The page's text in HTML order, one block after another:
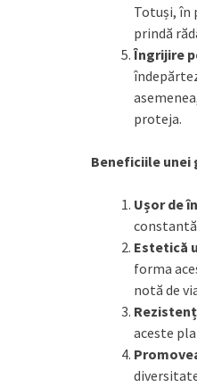
Totuși, în
prindă
Îngrijire
proteja.
Beneficiile unei
Ușor de
Estetică
forma
notă de
aceste